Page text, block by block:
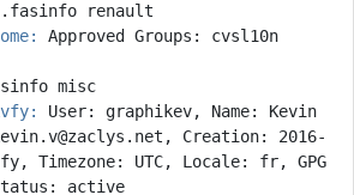
Approved Groups: cvsl10n
User: graphikev, Name: Kevin
Creation: 2016-
Timezone: UTC, Locale: fr, GPG